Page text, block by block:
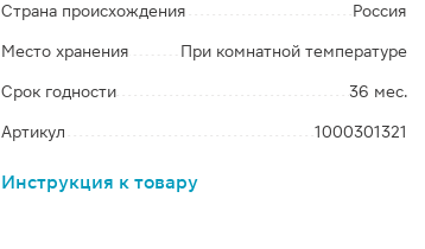
Страна происхождения Россия
Место хранения При комнатной температуре
Срок годности 36 мес.
Артикул 1000301321
Инструкция к товару